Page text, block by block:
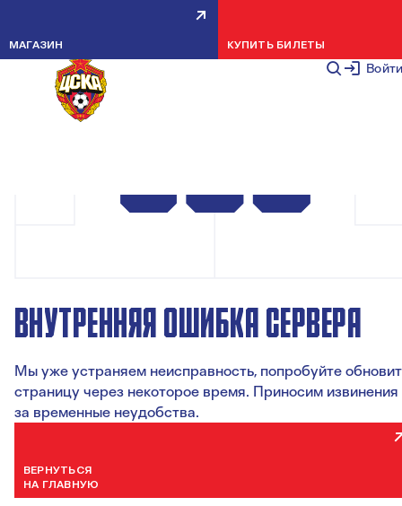
Войти
МАГАЗИН КУПИТЬ БИЛЕТЫ
ВНУТРЕННЯЯ ОШИБКА СЕРВЕРА
Мы уже устраняем неисправность, попробуйте
страницу через некоторое время. Приносим извинения
за временные неудобства.
ВЕРНУТЬСЯ
НА ГЛАВНУЮ